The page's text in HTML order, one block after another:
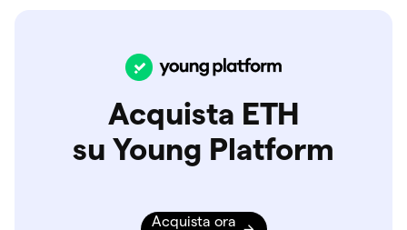
Acquista ETH
su Young Platform
Acquista ora